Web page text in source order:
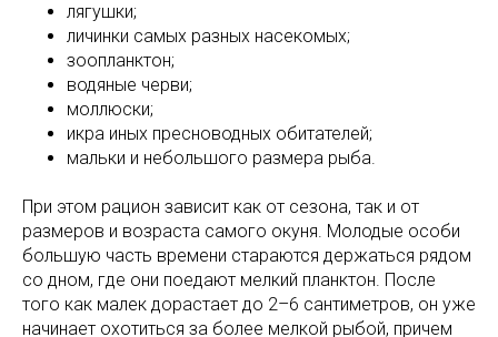
лягушки;
личинки самых разных насекомых;
зоопланктон;
водяные черви;
моллюски;
икра иных пресноводных обитателей;
мальки и небольшого размера рыба.
При этом рацион зависит как от сезона, так и от
размеров и возраста самого окуня. Молодые особи
большую часть времени стараются держаться рядом
со дном, где они поедают мелкий планктон. После
того как малек дорастает до 2–6 сантиметров, он уже
начинает охотиться за более мелкой рыбой, причем